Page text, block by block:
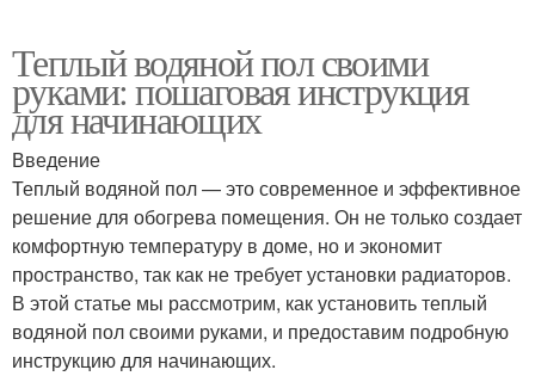
Теплый водяной пол своими
руками: пошаговая инструкция
для начинающих
Введение
Теплый водяной пол — это современное и эффективное
решение для обогрева помещения. Он не только создает
комфортную температуру в доме, но и экономит
пространство, так как не требует установки радиаторов.
В этой статье мы рассмотрим, как установить теплый
водяной пол своими руками, и предоставим подробную
инструкцию для начинающих.